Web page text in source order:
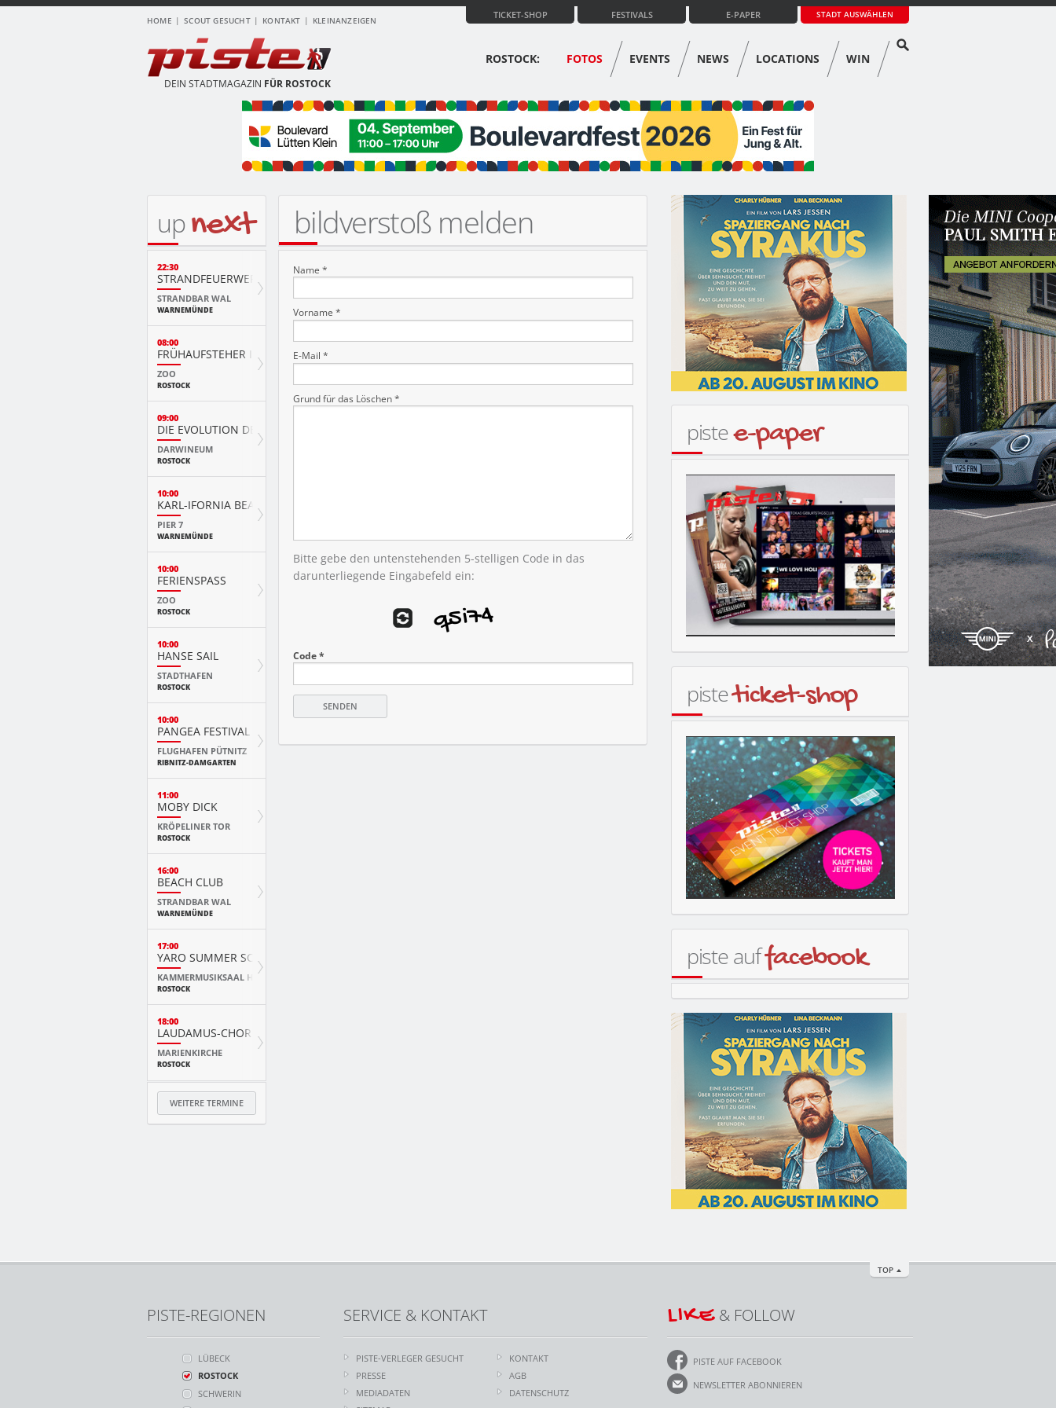
HOME SCOUT GESUCHT KONTAKT KLEINANZEIGEN
STADT AUSWÄHLEN
E-PAPER
FESTIVALS
TICKET-SHOP
DEIN STADTMAGAZIN FÜR ROSTOCK
ROSTOCK: FOTOS EVENTS NEWS LOCATIONS WIN
bildverstoß melden
Name *
Vorname *
E-Mail *
Grund für das Löschen *
Bitte gebe den untenstehenden 5-stelligen Code in das
darunterliegende Eingabefeld ein:
Code *
upnext
22:30
STRANDFEUERWERK
STRANDBAR WAL
WARNEMÜNDE
08:00
FRÜHAUFSTEHER IM ZOO
ZOO
ROSTOCK
09:00
DIE EVOLUTION DER TIERE MIT PLAYMOBIL
DARWINEUM
ROSTOCK
10:00
KARL-IFORNIA BEACH SANDWELTEN
PIER 7
WARNEMÜNDE
10:00
FERIENSPASS
ZOO
ROSTOCK
10:00
HANSE SAIL
STADTHAFEN
ROSTOCK
10:00
PANGEA FESTIVAL
FLUGHAFEN PÜTNITZ
RIBNITZ-DAMGARTEN
11:00
MOBY DICK
KRÖPELINER TOR
ROSTOCK
16:00
BEACH CLUB
STRANDBAR WAL
WARNEMÜNDE
17:00
YARO SUMMER SCHOOL KURSKONZERT
KAMMERMUSIKSAAL HMT
ROSTOCK
18:00
LAUDAMUS-CHOR
MARIENKIRCHE
ROSTOCK
WEITERE TERMINE
pistee-paper
pisteticket-shop
piste auffacebook
TOP
PISTE-REGIONEN
LÜBECK
ROSTOCK
SCHWERIN
SERVICE & KONTAKT
PISTE-VERLEGER GESUCHT
PRESSE
MEDIADATEN
KONTAKT
AGB
DATENSCHUTZ
LIKE& FOLLOW
PISTE AUF FACEBOOK
NEWSLETTER ABONNIEREN